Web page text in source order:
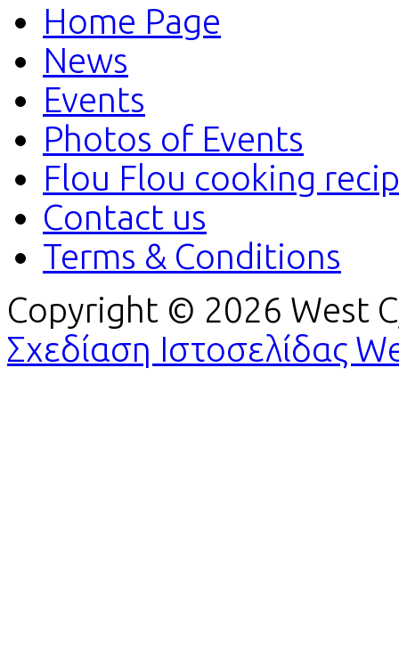
Home Page
News
Events
Photos of Events
Flou Flou cooking
Contact us
Terms & Conditions
Copyright © 2026 West
Σχεδίαση Ιστοσελίδας